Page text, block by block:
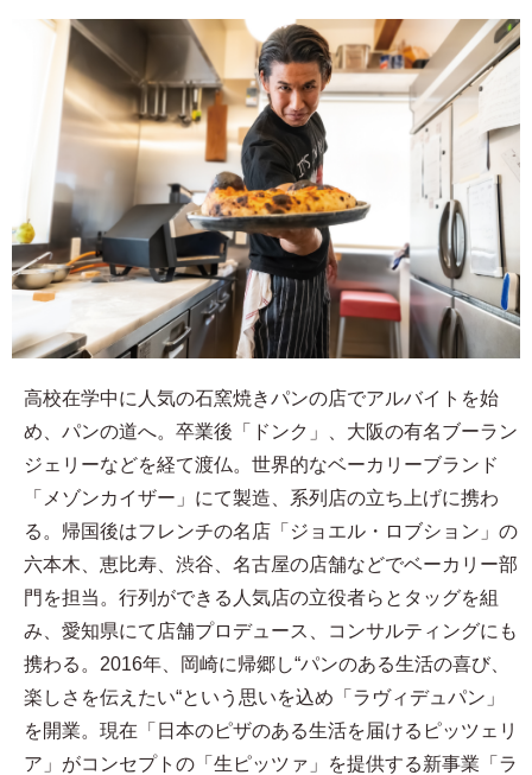
高校在学中に人気の石窯焼きパンの店でアルバイトを始
め、パンの道へ。卒業後「ドンク」、大阪の有名ブーラン
ジェリーなどを経て渡仏。世界的なベーカリーブランド
「メゾンカイザー」にて製造、系列店の立ち上げに携わ
る。帰国後はフレンチの名店「ジョエル・ロブション」の
六本木、恵比寿、渋谷、名古屋の店舗などでベーカリー部
門を担当。行列ができる人気店の立役者らとタッグを組
み、愛知県にて店舗プロデュース、コンサルティングにも
携わる。2016年、岡崎に帰郷し“パンのある生活の喜び、
楽しさを伝えたい“という思いを込め「ラヴィデュパン」
を開業。現在「日本のピザのある生活を届けるピッツェリ
ア」がコンセプトの「生ピッツァ」を提供する新事業「ラ